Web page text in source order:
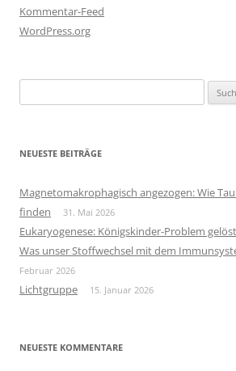
Kommentar-Feed
WordPress.org
nach:
NEUESTE BEITRÄGE
Magnetomakrophagisch angezogen: Wie
finden
31. Mai 2026
Eukaryogenese: Königskinder-Problem
Was unser Stoffwechsel mit dem
Februar 2026
Lichtgruppe 15. Januar 2026
NEUESTE KOMMENTARE